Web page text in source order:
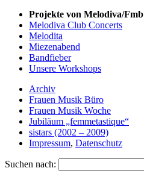
Projekte von Melodiva/Fmb
Melodiva Club Concerts
Melodita
Miezenabend
Bandfieber
Unsere Workshops
Archiv
Frauen Musik Büro
Frauen Musik Woche
Jubiläum „femmetastique“
sistars (2002 – 2009)
Impressum, Datenschutz
Suchen nach: